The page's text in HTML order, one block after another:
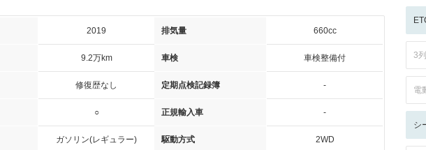
2019 排気量 660cc
9.2万km 車検 車検整備付
修復歴なし 定期点検記録簿 -
○ 正規輸入車 -
ガソリン(レギュラー) 駆動方式 2WD
3
電
シ